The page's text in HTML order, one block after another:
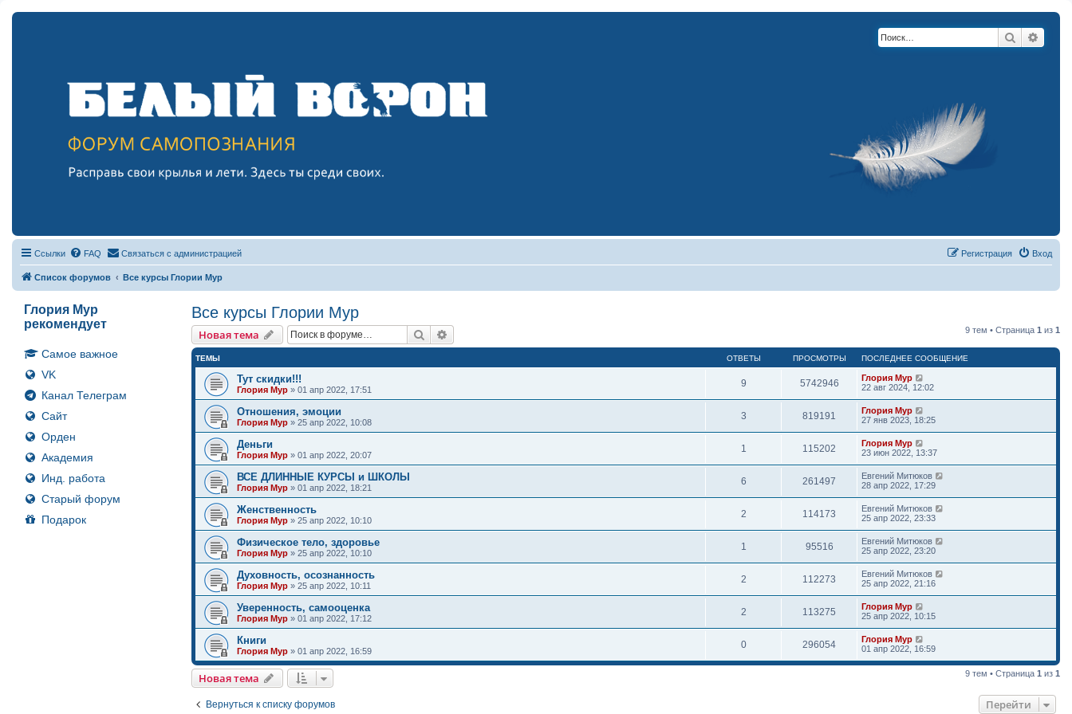
Поиск
Ссылки FAQ Связаться с администрацией Вход
Регистрация
Список форумов Все курсы Глории Мур
Глория Мур
рекомендует
Самое важное
VK
Канал Телеграм
Сайт
Орден
Академия
Инд. работа
Старый форум
Подарок
Все курсы Глории Мур
Новая тема Поиск 9 тем • Страница 1 из 1
ТЕМЫ ОТВЕТЫ ПРОСМОТРЫ ПОСЛЕДНЕЕ СООБЩЕНИЕ
Тут скидки!!!
Глория Мур »01 апр 2022, 17:51
9 5742946
Глория Мур
22 авг 2024, 12:02
Отношения, эмоции
Глория Мур »25 апр 2022, 10:08
3 819191
Глория Мур
27 янв 2023, 18:25
Деньги
Глория Мур »01 апр 2022, 20:07
1 115202
Глория Мур
23 июн 2022, 13:37
ВСЕ ДЛИННЫЕ КУРСЫ и ШКОЛЫ
Глория Мур »01 апр 2022, 18:21
6 261497
Евгений Митюков
28 апр 2022, 17:29
Женственность
Глория Мур »25 апр 2022, 10:10
2 114173
Евгений Митюков
25 апр 2022, 23:33
Физическое тело, здоровье
Глория Мур »25 апр 2022, 10:10
1 95516
Евгений Митюков
25 апр 2022, 23:20
Духовность, осознанность
Глория Мур »25 апр 2022, 10:11
2 112273
Евгений Митюков
25 апр 2022, 21:16
Уверенность, самооценка
Глория Мур »01 апр 2022, 17:12
2 113275
Глория Мур
25 апр 2022, 10:15
Книги
Глория Мур »01 апр 2022, 16:59
0 296054
Глория Мур
01 апр 2022, 16:59
Новая тема 9 тем • Страница 1 из 1
Вернуться к списку форумов Перейти